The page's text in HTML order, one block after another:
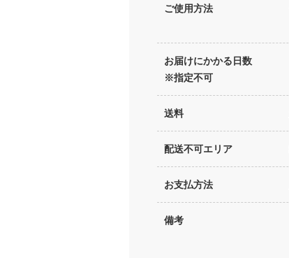
ご使用方法
お届けにかかる日数
※指定不可
送料
配送不可エリア
お支払方法
備考